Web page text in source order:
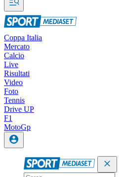
Coppa Italia
Mercato
Calcio
Live
Risultati
Video
Foto
Tennis
Drive UP
F1
MotoGp